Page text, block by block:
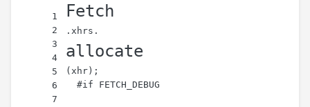
1
2
3
4
5
6
7
Fetch
. xhrs .
allocate
(xhr);
  #
if FETCH_DEBUG